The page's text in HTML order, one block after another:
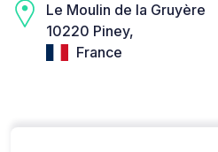
Le Moulin de la Gruyère
10220 Piney,
France